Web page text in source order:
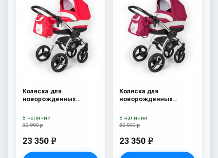
Коляска для
новорожденных
White) Red Lux
30 990 р
23 350 e
В наличии
Коляска для
новорожденных
White) Borduex
30 990 р
23 350 e
В наличии